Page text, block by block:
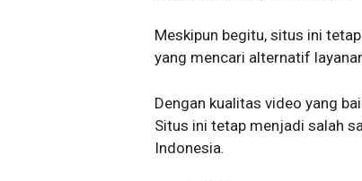
Meskipun begitu, situs ini
yang mencari alternatif
Dengan kualitas video yang
Situs ini tetap menjadi salah
Indonesia.